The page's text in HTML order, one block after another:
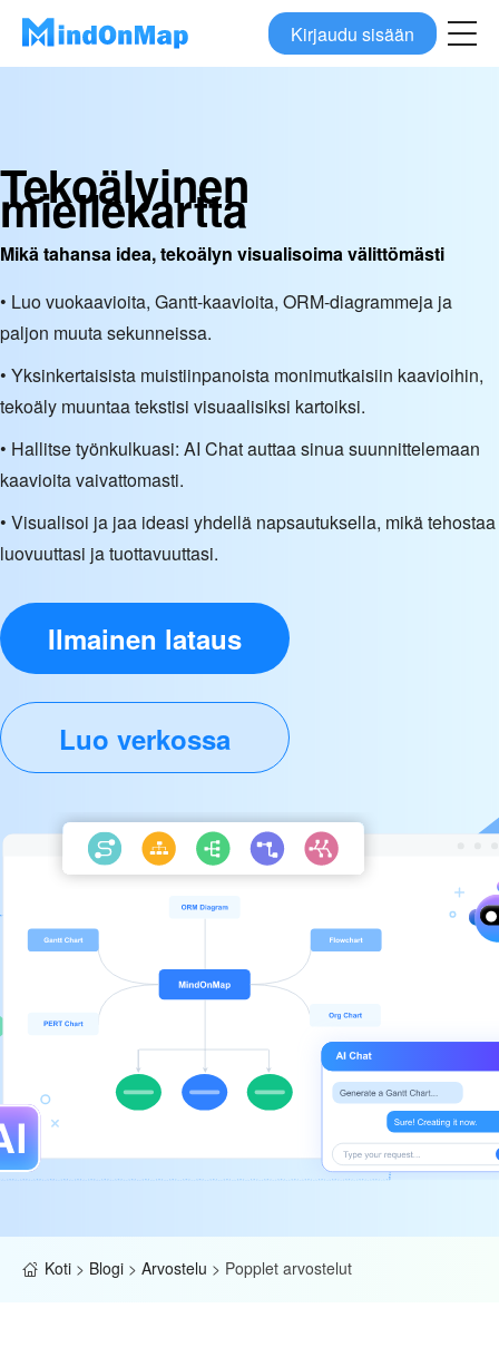
Kirjaudu sisään
Tekoälyinen
miellekartta
Mikä tahansa idea, tekoälyn visualisoima välittömästi
• Luo vuokaavioita, Gantt-kaavioita, ORM-diagrammeja ja
paljon muuta sekunneissa.
• Yksinkertaisista muistiinpanoista monimutkaisiin kaavioihin,
tekoäly muuntaa tekstisi visuaalisiksi kartoiksi.
• Hallitse työnkulkuasi: AI Chat auttaa sinua suunnittelemaan
kaavioita vaivattomasti.
• Visualisoi ja jaa ideasi yhdellä napsautuksella, mikä tehostaa
luovuuttasi ja tuottavuuttasi.
Ilmainen lataus
Luo verkossa
Koti > Blogi > Arvostelu > Popplet arvostelut